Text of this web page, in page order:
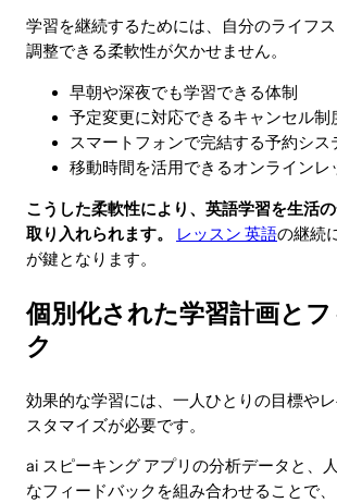
学習を継続するためには、自分のライフ
調整できる柔軟性が欠かせません。
早朝や深夜でも学習できる体制
予定変更に対応できるキャンセル制
スマートフォンで完結する予約シス
移動時間を活用できるオンライン
こうした柔軟性により、英語学習を生活
取り入れられます。
レッスン 英語の継続
が鍵となります。
個別化された学習計画と
ク
効果的な学習には、一人ひとりの目標や
スタマイズが必要です。
ai スピーキング アプリの分析データと、
なフィードバックを組み合わせることで